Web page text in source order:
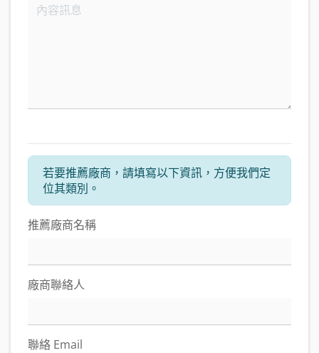
若要推薦廠商，請填寫以下資訊，方便我們定
位其類別。
推薦廠商名稱
廠商聯絡人
聯絡 Email